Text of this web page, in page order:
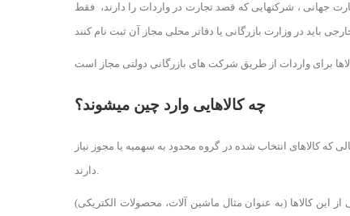
جهانی ، شرکتهایی که قصد تجارت در واردات را دارند، فقط
چه کالاهایی وارد چین میشوند؟
کالاهای انتخاب شده در گروه محدود به سهمیه یا مجوز نیاز
دارند.
این کالاها (به عنوان مثال ماشین آلات، محصولات الکتریکی)